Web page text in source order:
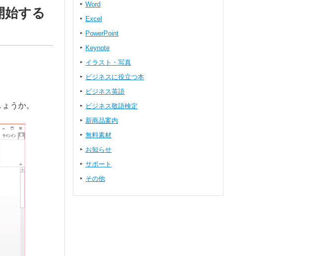
始する
うか。
Word
Excel
PowerPoint
Keynote
イラスト・写真
ビジネスに役立つ本
ビジネス英語
ビジネス敬語検定
新商品案内
無料素材
お知らせ
サポート
その他